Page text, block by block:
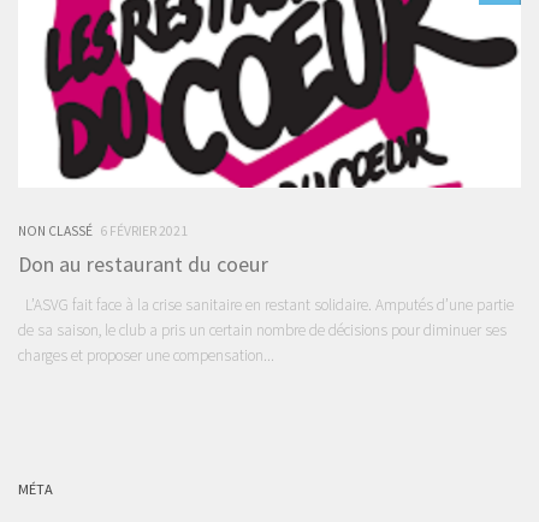
NON CLASSÉ 6 FÉVRIER 2021
Don au restaurant du coeur
L’ASVG fait face à la crise sanitaire en restant solidaire. Amputés d’une partie
de sa saison, le club a pris un certain nombre de décisions pour diminuer ses
charges et proposer une compensation...
MÉTA